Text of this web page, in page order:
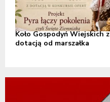
Koło Gospodyń Wiejskich z
dotacją od marszałka